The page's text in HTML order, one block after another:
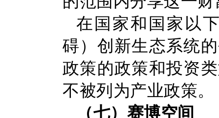
在国家和国家以
碍）创新生态系统
政策的政策和投资
不被列为产业政策。
（七）赛博空间